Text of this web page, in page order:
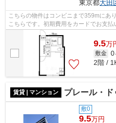
東京都大田
こちらの物件はコンビニまで359mにあ
こちらです。初期費用をカードでお支払
たい方にもおすすめです。幅広い層に好
9.5万
敷金 0
2階 /
賃貸 | マンション プレール・
敷0
9.5万円